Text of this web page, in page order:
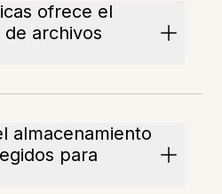
ofrece el
archivos
almacenamiento
para